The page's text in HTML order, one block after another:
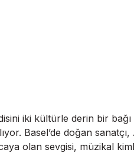
iki kültürle derin bir
Basel’de doğan
olan sevgisi, müzikal